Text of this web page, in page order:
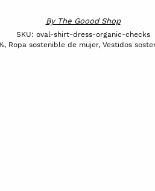
By The Goood Shop
SKU: oval-shirt-dress-organic-checks
, Ropa sostenible de mujer, Vestidos